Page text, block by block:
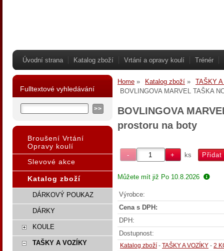
Úvodní strana Katalog zboží Vrtání a opravy koulí Trénér
Home Katalog zboží
TAŠKY
BOVLINGOVA MARVEL TAŠKA
BOVLINGOVA
prostoru na boty
ks
Můžete mít již Po 10.8.2026
Výrobce:
Cena s DPH:
DPH:
Dostupnost:
Katalog zboží - TAŠKY A VOZÍKY - 2
Fulltextové vyhledávání
Broušení Vrtání
Opravy koulí
Slevové akce
Katalog zboží
DÁRKOVÝ POUKAZ
DÁRKY
KOULE
TAŠKY A VOZÍKY